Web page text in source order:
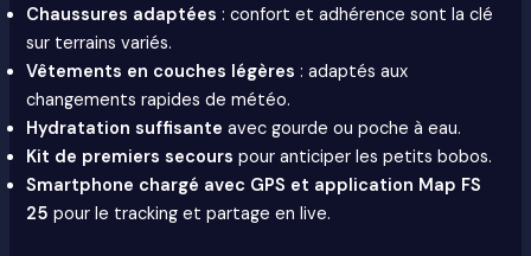
Chaussures adaptées : confort et adhérence sont la clé
sur terrains variés.
Vêtements en couches légères : adaptés aux
changements rapides de météo.
Hydratation suffisante avec gourde ou poche à eau.
Kit de premiers secours pour anticiper les petits bobos.
Smartphone chargé avec GPS et application Map FS
25 pour le tracking et partage en live.